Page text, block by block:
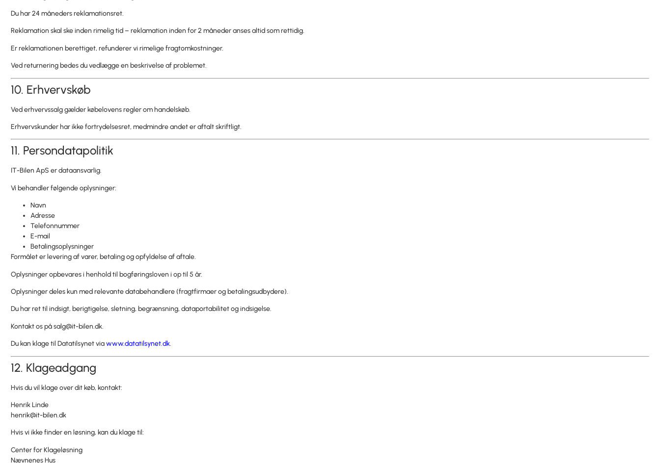
Du har 24 måneders reklamationsret.
Reklamation skal ske inden rimelig tid – reklamation inden for 2 måneder anses altid som rettidig.
Er reklamationen berettiget, refunderer vi rimelige fragtomkostninger.
Ved returnering bedes du vedlægge en beskrivelse af problemet.
10. Erhvervskøb
Ved erhvervssalg gælder købelovens regler om handelskøb.
Erhvervskunder har ikke fortrydelsesret, medmindre andet er aftalt skriftligt.
11. Persondatapolitik
IT-Bilen ApS er dataansvarlig.
Vi behandler følgende oplysninger:
Navn
Adresse
Telefonnummer
E-mail
Betalingsoplysninger
Formålet er levering af varer, betaling og opfyldelse af aftale.
Oplysninger opbevares i henhold til bogføringsloven i op til 5 år.
Oplysninger deles kun med relevante databehandlere (fragtfirmaer og betalingsudbydere).
Du har ret til indsigt, berigtigelse, sletning, begrænsning, dataportabilitet og indsigelse.
Kontakt os påsalg@it-bilen.dk.
Du kan klage til Datatilsynet viawww.datatilsynet.dk.
12. Klageadgang
Hvis du vil klage over dit køb, kontakt:
Henrik Linde
henrik@it-bilen.dk
Hvis vi ikke finder en løsning, kan du klage til:
Center for Klageløsning
Nævnenes Hus